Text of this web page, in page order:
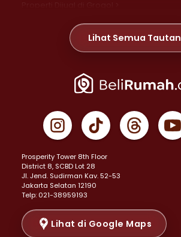
Properti Dijual di Meruya >
Properti Dijual di Jelambar >
Properti Dijual di Jakarta Pusat >
Properti Dijual di Gambir >
Properti Dijual di Johar Baru >
Properti Dijual di Menteng >
Properti Dijual di Senen >
Properti Dijual di Tanah Abang >
Properti Dijual di Cikini >
Properti Dijual di Kramat >
Properti Dijual di Pasar Baru >
Lihat Semua Tautan
Prosperity Tower 8th Floor
District 8, SCBD Lot 28
JI. Jend. Sudirman Kav. 52-53
Jakarta Selatan 12190
Telp: 021-38959193
Lihat di Google Maps